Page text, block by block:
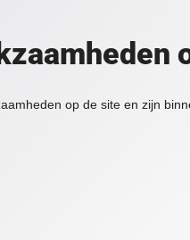
op de site en zijn